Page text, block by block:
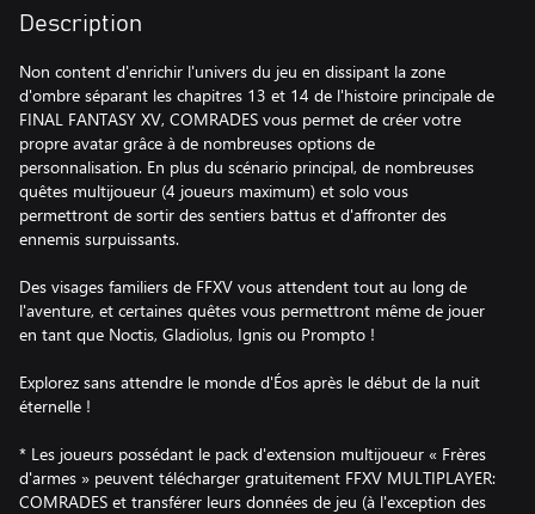
Description
Non content d'enrichir l'univers du jeu en dissipant la zone
d'ombre séparant les chapitres 13 et 14 de l'histoire principale de
FINAL FANTASY XV, COMRADES vous permet de créer votre
propre avatar grâce à de nombreuses options de
personnalisation. En plus du scénario principal, de nombreuses
quêtes multijoueur (4 joueurs maximum) et solo vous
permettront de sortir des sentiers battus et d'affronter des
ennemis surpuissants.
Des visages familiers de FFXV vous attendent tout au long de
l'aventure, et certaines quêtes vous permettront même de jouer
en tant que Noctis, Gladiolus, Ignis ou Prompto !
Explorez sans attendre le monde d'Éos après le début de la nuit
éternelle !
* Les joueurs possédant le pack d'extension multijoueur « Frères
d'armes » peuvent télécharger gratuitement FFXV MULTIPLAYER:
COMRADES et transférer leurs données de jeu (à l'exception des